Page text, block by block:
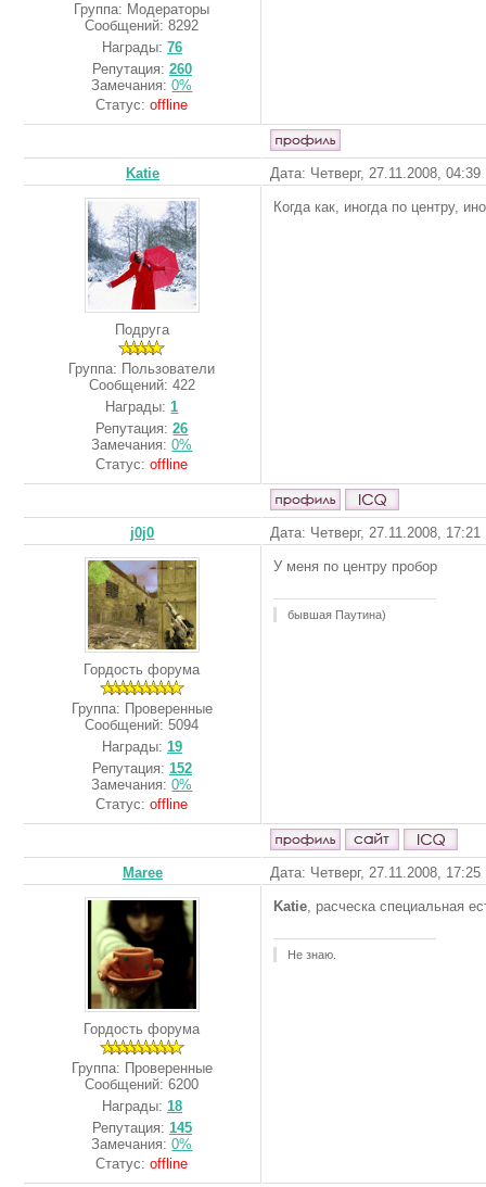
Группа: Модераторы
Сообщений:8292
Награды: 76
Репутация: 260
Замечания:0%
Статус:offline
Katie Дата: Четверг, 27.11.2008,
Подруга
Группа: Пользователи
Сообщений: 422
Награды: 1
Репутация:26
Замечания:0%
Статус:offline
Когда как, иногда по центру,
j0j0 Дата: Четверг, 27.11.2008,
Гордость форума
Группа: Проверенные
Сообщений:5094
Награды: 19
Репутация: 152
Замечания:0%
Статус:offline
У меня по центру пробор
бывшая Паутина)
Maree Дата: Четверг, 27.11.2008,
Гордость форума
Группа: Проверенные
Сообщений:6200
Награды: 18
Репутация: 145
Замечания:0%
Статус:offline
Katie, расческа специальная
Не знаю.